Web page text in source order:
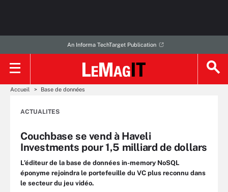
An Informa TechTarget Publication
Accueil Base de données
ACTUALITES
Couchbase se vend à Haveli
Investments pour 1,5 milliard de dollars
L’éditeur de la base de données in-memory NoSQL
éponyme rejoindra le portefeuille du VC plus reconnu dans
le secteur du jeu vidéo.